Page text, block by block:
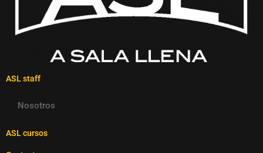
ASL staff
Nosotros
ASL cursos